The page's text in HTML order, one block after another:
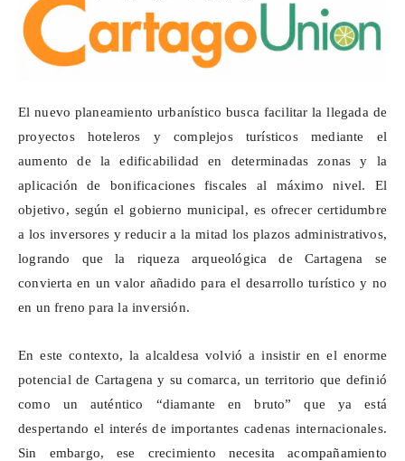
El nuevo planeamiento urbanístico busca facilitar la llegada de
proyectos hoteleros y complejos turísticos mediante el
aumento de la edificabilidad en determinadas zonas y la
aplicación de bonificaciones fiscales al máximo nivel. El
objetivo, según el gobierno municipal, es ofrecer certidumbre
a los inversores y reducir a la mitad los plazos administrativos,
logrando que la riqueza arqueológica de Cartagena se
convierta en un valor añadido para el desarrollo turístico y no
en un freno para la inversión.
En este contexto, la alcaldesavolvió a insistir en el enorme
potencial de Cartagena y su comarca, un territorio que definió
como un auténtico “diamante en bruto” que ya está
despertando el interés de importantes cadenas internacionales.
Sin embargo, ese crecimiento necesita acompañamiento